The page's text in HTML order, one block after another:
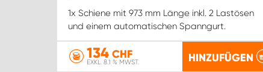
1x Schiene mit 973 mm Länge inkl. 2 Lastösen
und einem automatischen Spanngurt.
134 CHF
EXKL. 8.1 % MWST. HINZUFÜGEN